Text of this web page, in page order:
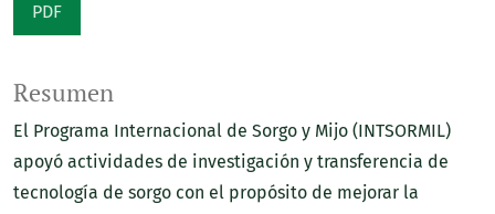
PDF
Resumen
El Programa Internacional de Sorgo y Mijo (INTSORMIL)
apoyó actividades de investigación y transferencia de
tecnología de sorgo con el propósito de mejorar la